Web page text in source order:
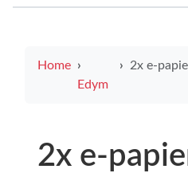
Home
Edym
2x e-papieros 1300 vv
2x e-